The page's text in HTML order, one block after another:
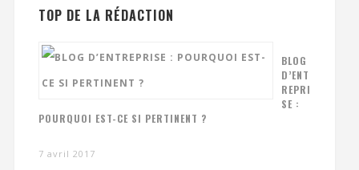
TOP DE LA RÉDACTION
BLOG
D’ENT
REPRI
SE :
POURQUOI EST-CE SI PERTINENT ?
7 avril 2017